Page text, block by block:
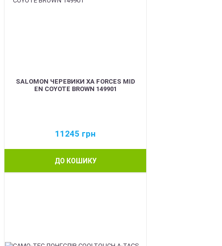
SALOMON ЧЕРЕВИКИ XA FORCES MID
EN COYOTE BROWN 149901
11245 грн
ДО КОШИКУ